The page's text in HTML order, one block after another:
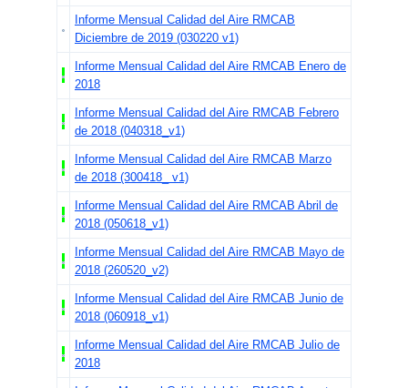
Informe Mensual Calidad del Aire RMCAB
Diciembre de 2019 (030220 v1)
Informe Mensual Calidad del Aire RMCAB Enero de
2018
Informe Mensual Calidad del Aire RMCAB Febrero
de 2018 (040318_v1)
Informe Mensual Calidad del Aire RMCAB Marzo
de 2018 (300418_ v1)
Informe Mensual Calidad del Aire RMCAB Abril de
2018 (050618_v1)
Informe Mensual Calidad del Aire RMCAB Mayo de
2018 (260520_v2)
Informe Mensual Calidad del Aire RMCAB Junio de
2018 (060918_v1)
Informe Mensual Calidad del Aire RMCAB Julio de
2018